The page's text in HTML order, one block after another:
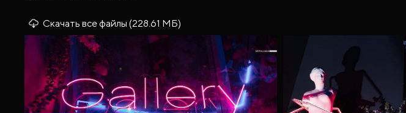
Скачать все файлы (228.61 МБ)